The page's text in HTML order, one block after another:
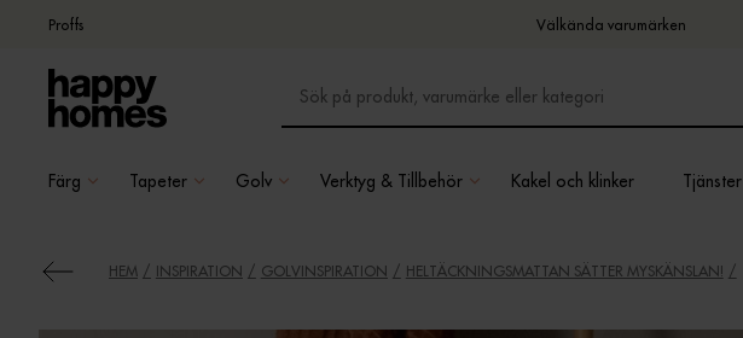
Proffs Välkända varumärken
Färg Tapeter Golv Verktyg & Tillbehör Kakel och klinker Tjänster
HEM INSPIRATION GOLVINSPIRATION HELTÄCKNINGSMATTAN SÄTTER MYSKÄNSLAN!